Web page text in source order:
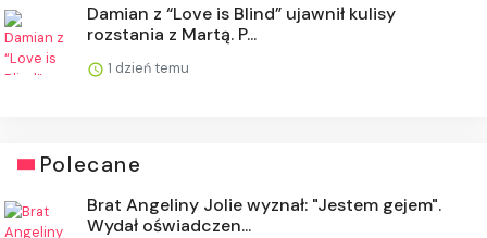
Damian z “Love is Blind” ujawnił kulisy
rozstania z Martą. P...
1 dzień temu
Polecane
Brat Angeliny Jolie wyznał: "Jestem gejem".
Wydał oświadczen...